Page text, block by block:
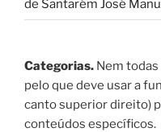
de Santarém José
Categorias. Nem
pelo que deve usar a
canto superior direito)
conteúdos específicos.